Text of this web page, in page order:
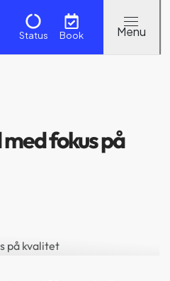
Status Book
fokus på